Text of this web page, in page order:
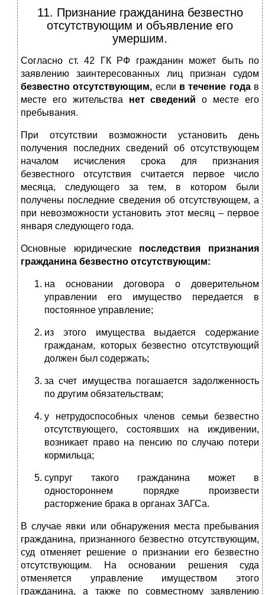
11. Признание гражданина безвестно
отсутствующим и объявление его
умершим.
Согласно ст. 42 ГК РФ гражданин может быть по
заявлению заинтересованных лиц признан судом
безвестно отсутствующим, если в течение годав
месте его жительства нет сведений о месте его
пребывания.
При отсутствии возможности установить день
получения последних сведений об отсутствующем
началом исчисления срока для признания
безвестного отсутствия считается первое число
месяца, следующего за тем, в котором были
получены последние сведения об отсутствующем, а
при невозможности установить этот месяц – первое
января следующего года.
Основные юридические последствия признания
гражданина безвестно отсутствующим:
на основании договора о доверительном
управлении его имущество передается в
постоянное управление;
из этого имущества выдается содержание
гражданам, которых безвестно отсутствующий
должен был содержать;
за счет имущества погашается задолженность
по другим обязательствам;
у нетрудоспособных членов семьи безвестно
отсутствующего, состоявших на иждивении,
возникает право на пенсию по случаю потери
кормильца;
супруг такого гражданина может в
одностороннем порядке произвести
расторжение брака в органах ЗАГСа.
В случае явки или обнаружения места пребывания
гражданина, признанного безвестно отсутствующим,
суд отменяет решение о признании его безвестно
отсутствующим. На основании решения суда
отменяется управление имуществом этого
гражданина, а также по совместному заявлению